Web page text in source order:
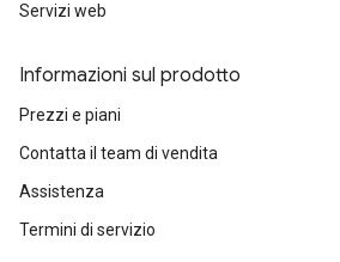
Servizi web
Informazioni sul prodotto
Prezzi e piani
Contatta il team di vendita
Assistenza
Termini di servizio